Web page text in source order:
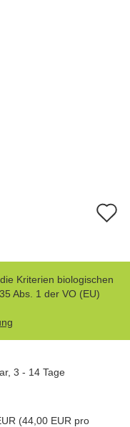
Kriterien biologischen
Abs. 1 der VO (EU)
3 - 14 Tage
(44,00 EUR pro